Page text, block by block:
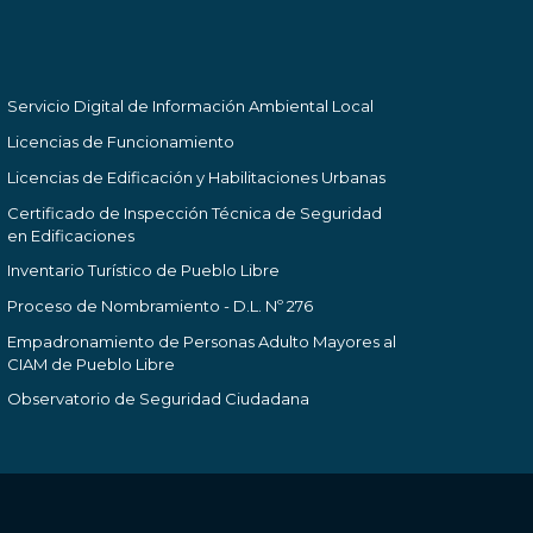
Servicio Digital de Información Ambiental Local
Licencias de Funcionamiento
Licencias de Edificación y Habilitaciones Urbanas
Certificado de Inspección Técnica de Seguridad
en Edificaciones
Inventario Turístico de Pueblo Libre
Proceso de Nombramiento - D.L. Nº 276
Empadronamiento de Personas Adulto Mayores al
CIAM de Pueblo Libre
Observatorio de Seguridad Ciudadana